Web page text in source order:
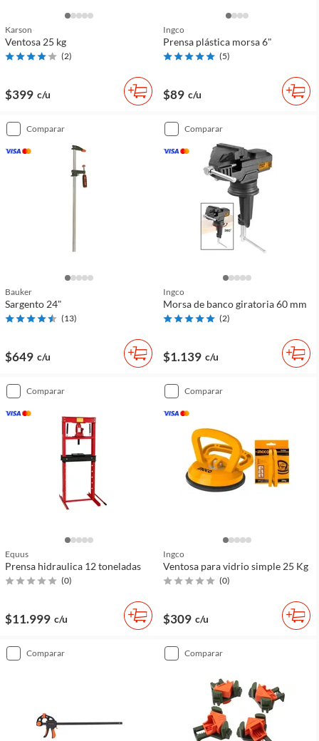
Karson
Ventosa 25 kg
(2)
$399 c/u
Ingco
Prensa plástica morsa 6"
(5)
$89 c/u
comparar
Bauker
Sargento 24"
(13)
$649 c/u
comparar
Ingco
Morsa de banco giratoria 60 mm
(2)
$1.139 c/u
comparar
Equus
Prensa hidraulica 12 toneladas
(0)
$11.999 c/u
comparar
Ingco
Ventosa para vidrio simple 25 Kg
(0)
$309 c/u
comparar comparar